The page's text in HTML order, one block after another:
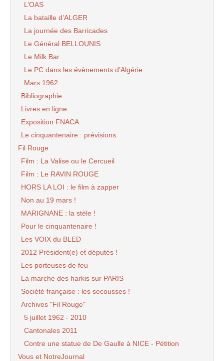
L’OAS
La bataille d’ALGER
La journée des Barricades
Le Général BELLOUNIS
Le Milk Bar
Le PC dans les évènements d’Algérie
Mars 1962
Bibliographie
Livres en ligne
Exposition FNACA
Le cinquantenaire : prévisions.
Fil Rouge
Film : La Valise ou le Cercueil
Film : Le RAVIN ROUGE
HORS LA LOI : le film à zapper
Non au 19 mars !
MARIGNANE : la stèle !
Pour le cinquantenaire !
Les VOIX du BLED
2012 Président(e) et députés !
Les porteuses de feu
La marche des harkis sur PARIS
Société française : les secousses !
Archives "Fil Rouge"
5 juillet 1962 - 2010
Cantonales 2011
Contre une statue de De Gaulle à NICE - Pétition
Vous et NotreJournal